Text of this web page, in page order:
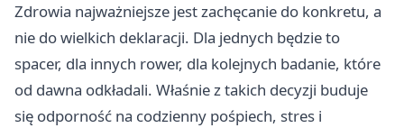
Zdrowia najważniejsze jest zachęcanie do konkretu, a
nie do wielkich deklaracji. Dla jednych będzie to
spacer, dla innych rower, dla kolejnych badanie, które
od dawna odkładali. Właśnie z takich decyzji buduje
się odporność na codzienny pośpiech, stres i